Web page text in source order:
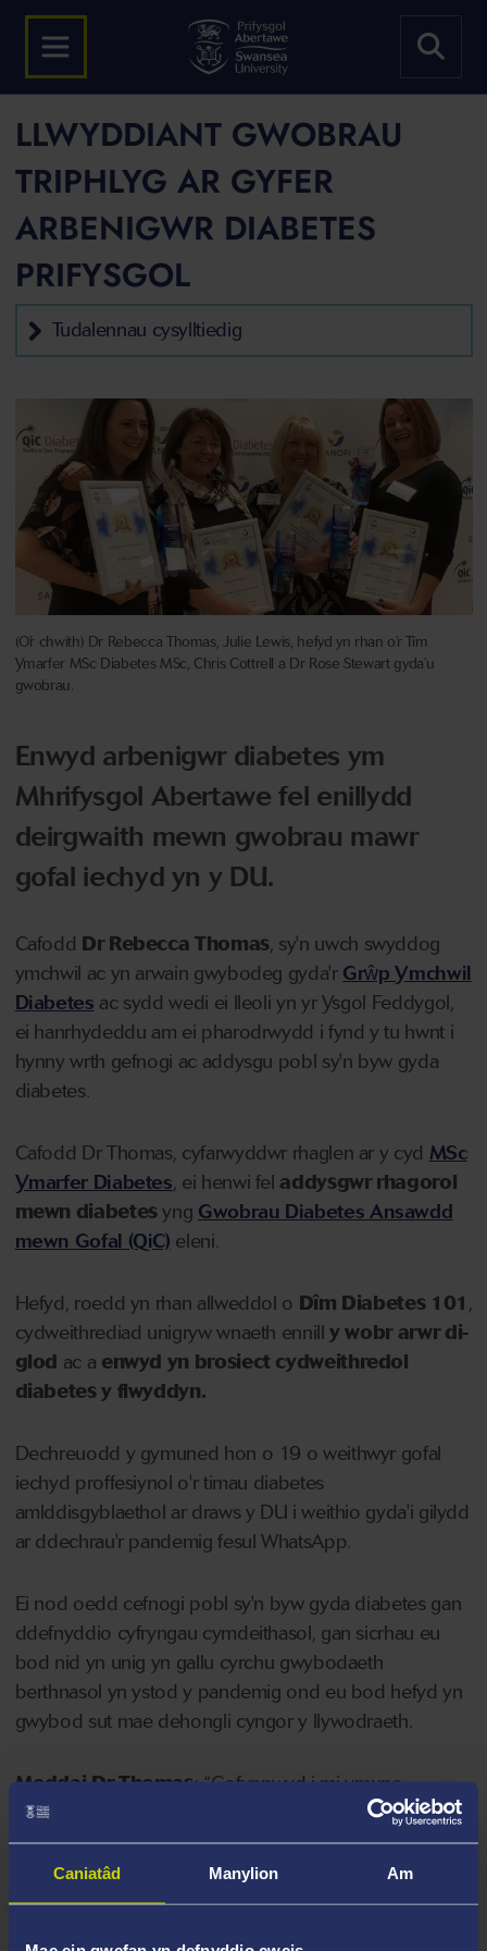
Caniatâd Manylion Am
LLWYDDIANT GWOBRAU
TRIPHLYG AR GYFER
ARBENIGWR DIABETES
PRIFYSGOL
Tudalennau cysylltiedig
(O’r chwith) Dr Rebecca Thomas, Julie Lewis, hefyd yn rhan o’r Tîm
Ymarfer MSc Diabetes MSc, Chris Cottrell a Dr Rose Stewart gyda’u
gwobrau.
Enwyd arbenigwr diabetes ym
Mhrifysgol Abertawe fel enillydd
deirgwaith mewn gwobrau mawr
gofal iechyd yn y DU.
Cafodd Dr Rebecca Thomas, sy'n uwch swyddog
ymchwil ac yn arwain gwybodeg gyda'r Grŵp Ymchwil
Diabetes ac sydd wedi ei lleoli yn yr Ysgol Feddygol,
ei hanrhydeddu am ei pharodrwydd i fynd y tu hwnt i
hynny wrth gefnogi ac addysgu pobl sy'n byw gyda
diabetes.
Cafodd Dr Thomas, cyfarwyddwr rhaglen ar y cyd MSc
Ymarfer Diabetes, ei henwi feladdysgwr rhagorol
mewn diabetesyng Gwobrau Diabetes Ansawdd
mewn Gofal (QiC) eleni.
Hefyd, roedd yn rhan allweddol o Dîm Diabetes 101 ,
cydweithrediad unigryw wnaeth ennilly wobr arwr di-
glod ac a enwyd yn brosiect cydweithredol
diabetes y flwyddyn.
Dechreuodd y gymuned hon o 19 o weithwyr gofal
iechyd proffesiynol o'r timau diabetes
amlddisgyblaethol ar draws y DU i weithio gyda'i gilydd
ar ddechrau'r pandemig fesul WhatsApp.
Ei nod oedd cefnogi pobl sy'n byw gyda diabetes gan
ddefnyddio cyfryngau cymdeithasol, gan sicrhau eu
bod nid yn unig yn gallu cyrchu gwybodaeth
berthnasol yn ystod y pandemig ond eu bod hefyd yn
gwybod sut mae dehongli cyngor y llywodraeth.
Meddai Dr Thomas: “Gofynnwyd i mi ymuno
oherwydd fy niddordeb arbenigol mewn retinopathi
diabetig a'r posibilrwydd o lefel uwch o bryder
ynghylch effaith Covid-19 a chyfnodau clo ar iechyd
llygaid yn y gymuned diabetes.